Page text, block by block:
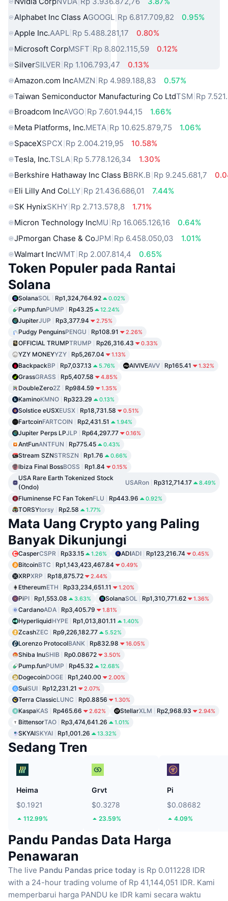
Alphabet Inc Class AGOOGL Rp 6.817.709,82
0.95%
Apple Inc.AAPL Rp 5.488.281,17
0.80%
Microsoft CorpMSFT Rp 8.802.115,59
0.12%
SilverSILVER Rp 1.106.793,47
0.13%
Amazon.com IncAMZN Rp 4.989.188,83
0.57%
Taiwan Semiconductor Manufacturing Co LtdTSM Rp
Broadcom IncAVGO Rp 7.601.944,15
1.66%
Meta Platforms, Inc.META Rp 10.625.879,75
1.06%
SpaceXSPCX Rp 2.004.219,95
10.58%
Tesla, Inc.TSLA Rp 5.778.126,34
1.30%
Berkshire Hathaway Inc Class BBRK.B Rp 9.245.681,7
Eli Lilly And CoLLY Rp 21.436.686,01
7.44%
SK HynixSKHY Rp 2.713.578,8
1.71%
Micron Technology IncMU Rp 16.065.126,16
0.64%
JPmorgan Chase & CoJPM Rp 6.458.050,03
1.01%
Walmart IncWMT Rp 2.007.814,4 0.65%
Token Populer pada Rantai
Solana
SolanaSOL Rp1,324,764.92 0.02%
Pump.funPUMP Rp43.25 12.24%
JupiterJUP Rp3,377.94 2.75%
Pudgy PenguinsPENGU Rp108.91 2.26%
OFFICIAL TRUMPTRUMP Rp26,316.43 0.33%
YZY MONEYYZY Rp5,267.04 1.13%
BackpackBP Rp7,037.13 5.76% AIVIVEAVV Rp165.41 1.32%
GrassGRASS Rp5,407.58 4.85%
DoubleZero2Z Rp984.59 1.35%
KaminoKMNO Rp323.29 0.13%
Solstice eUSXEUSX Rp18,731.58 0.51%
FartcoinFARTCOIN Rp2,431.51 1.94%
Jupiter Perps LPJLP Rp64,297.77 0.16%
AntFunANTFUN Rp775.45 0.43%
Stream SZNSTRSZN Rp1.76 0.66%
Ibiza Final BossBOSS Rp1.84 0.15%
USA Rare Earth Tokenized Stock
(Ondo)
USARon Rp312,714.17 8.49%
Fluminense FC Fan TokenFLU Rp443.96 0.92%
TORSYtorsy Rp2.58 1.77%
Mata Uang Crypto yang Paling
Banyak Dikunjungi
CasperCSPR Rp33.15 1.26% ADIADI Rp123,216.74 0.45%
BitcoinBTC Rp1,143,423,467.84 0.49%
XRPXRP Rp18,875.72 2.44%
EthereumETH Rp33,234,651.11 1.20%
PiPI Rp1,553.08 3.63% SolanaSOL Rp1,310,771.62 1.36%
CardanoADA Rp3,405.79 1.81%
HyperliquidHYPE Rp1,013,801.11 1.40%
ZcashZEC Rp9,226,182.77 5.52%
Lorenzo ProtocolBANK Rp832.98 16.05%
Shiba InuSHIB Rp0.08672 3.50%
Pump.funPUMP Rp45.32 12.68%
DogecoinDOGE Rp1,240.00 2.00%
SuiSUI Rp12,231.21 2.07%
Terra ClassicLUNC Rp0.8856 1.30%
KaspaKAS Rp465.66 2.62% StellarXLM Rp2,968.93 2.94%
BittensorTAO Rp3,474,641.26 1.01%
SKYAISKYAI Rp1,001.26 13.32%
Sedang Tren
Heima
$0.1921
112.99%
Grvt
$0.3278
23.59%
Pi
$0.08682
4.09%
Pandu Pandas Data Harga
Penawaran
The live Pandu Pandas price today is Rp 0.011228 IDR
with a 24-hour trading volume of Rp 41,144,051 IDR. Kami
memperbarui harga PANDU ke IDR kami secara waktu